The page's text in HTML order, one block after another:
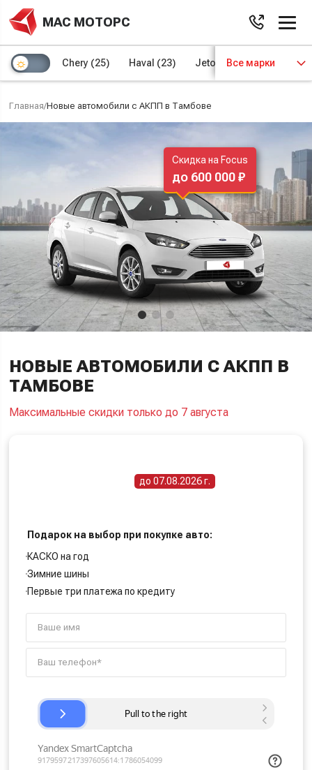
МАС МОТОРС
Chery (25) Haval (23) Jetour (8) Kaiyi (4)
Все марки
Главная/Новые автомобили с АКПП в Тамбове
НОВЫЕ АВТОМОБИЛИ С АКПП В
ТАМБОВЕ
Максимальные скидки только до 7 августа
до 07.08.2026 г.
Подарок на выбор при покупке авто:
КАСКО на год
Зимние шины
Первые три платежа по кредиту
Скидка на Focus
до 600 000 ₽